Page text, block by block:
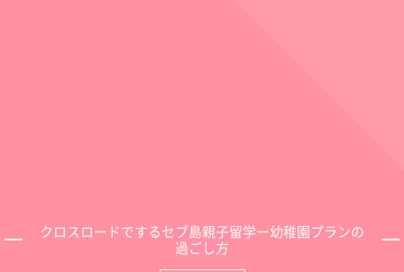
クロスロードでするセブ島親子留学ー幼稚園プランの
過ごし方